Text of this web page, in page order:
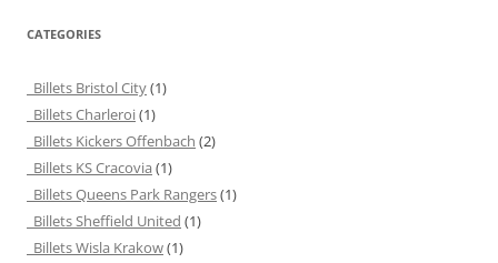
CATEGORIES
Billets Bristol City(1)
Billets Charleroi(1)
Billets Kickers Offenbach (2)
Billets KS Cracovia (1)
Billets Queens Park Rangers(1)
Billets Sheffield United (1)
Billets Wisla Krakow(1)